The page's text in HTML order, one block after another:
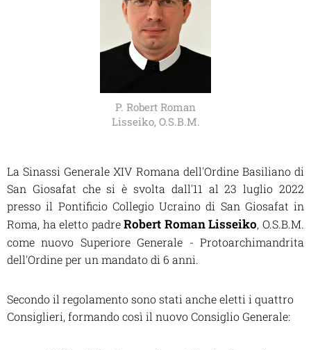
P. Robert Roman
Lisseiko, O.S.B.M.
La Sinassi Generale XIV Romana dell'Ordine Basiliano di
San Giosafat che si è svolta dall'11 al 23 luglio 2022
presso il Pontificio Collegio Ucraino di San Giosafat in
Roma, ha eletto padreRobert Roman Lisseiko, O.S.B.M.
come nuovo Superiore Generale - Protoarchimandrita
dell'Ordine per un mandato di 6 anni.
Secondo il regolamento sono stati anche eletti i quattro
Consiglieri, formando così il nuovo Consiglio Generale: